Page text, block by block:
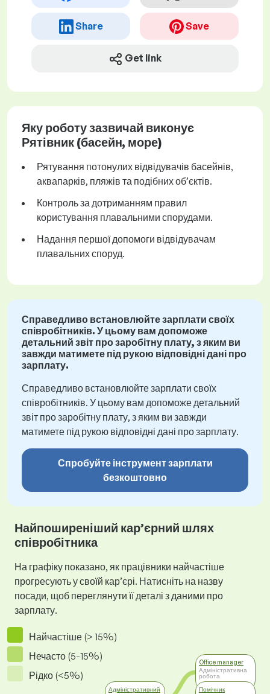
Share Save
Get link
Яку роботу зазвичай виконує
Рятівник (басейн, море)
Рятування потонулих відвідувачів басейнів,
аквапарків, пляжів та подібних об’єктів.
Контроль за дотриманням правил
користування плавальними спорудами.
Надання першої допомоги відвідувачам
плавальних споруд.
Справедливо встановлюйте зарплати своїх
співробітників. У цьому вам допоможе
детальний звіт про заробітну плату, з яким ви
завжди матимете під рукою відповідні дані про
зарплату.
Справедливо встановлюйте зарплати своїх
співробітників. У цьому вам допоможе детальний
звіт про заробітну плату, з яким ви завжди
матимете під рукою відповідні дані про зарплату.
Спробуйте інструмент зарплати
безкоштовно
Найпоширеніший кар’єрний шлях
співробітника
На графіку показано, як працівники найчастіше
прогресують у своїй кар’єрі. Натисніть на назву
посади, щоб переглянути її деталі з даними про
зарплату.
Найчастіше (> 15%)
Нечасто (5-15%)
Рідко (<5%)
Адміністративний
Office manager
Адміністративна
робота
Помічник